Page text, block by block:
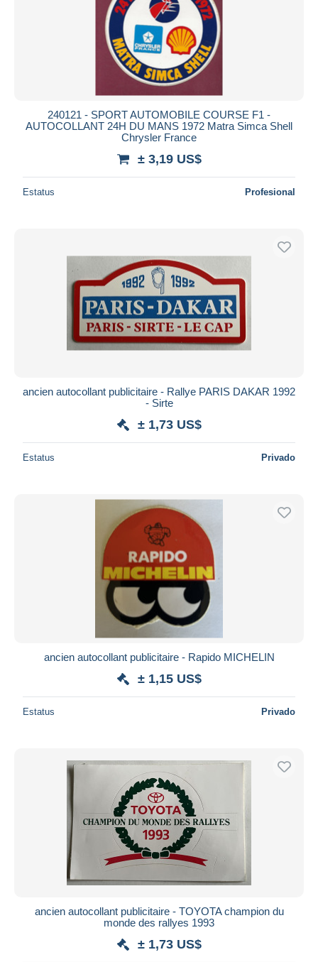
240121 - SPORT AUTOMOBILE COURSE F1 -
AUTOCOLLANT 24H DU MANS 1972 Matra Simca Shell
Chrysler France
± 3,19 US$
Estatus Profesional
ancien autocollant publicitaire - Rallye PARIS DAKAR 1992
- Sirte
± 1,73 US$
Estatus Privado
ancien autocollant publicitaire - Rapido MICHELIN
± 1,15 US$
Estatus Privado
ancien autocollant publicitaire - TOYOTA champion du
monde des rallyes 1993
± 1,73 US$